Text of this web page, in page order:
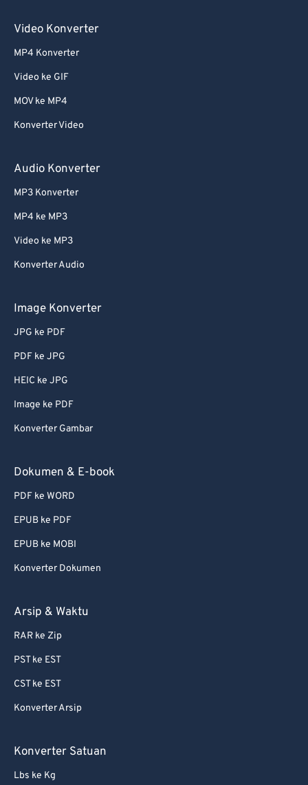
Video Konverter
MP4 Konverter
Video ke GIF
MOV ke MP4
Konverter Video
Audio Konverter
MP3 Konverter
MP4 ke MP3
Video ke MP3
Konverter Audio
Image Konverter
JPG ke PDF
PDF ke JPG
HEIC ke JPG
Image ke PDF
Konverter Gambar
Dokumen & E-book
PDF ke WORD
EPUB ke PDF
EPUB ke MOBI
Konverter Dokumen
Arsip & Waktu
RAR ke Zip
PST ke EST
CST ke EST
Konverter Arsip
Konverter Satuan
Lbs ke Kg